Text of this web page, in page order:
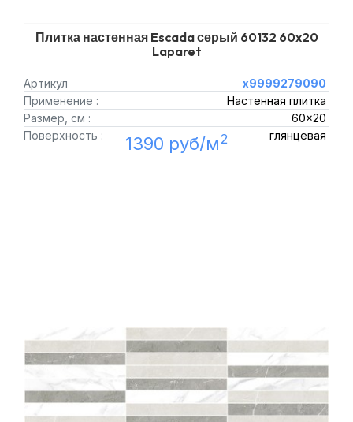
Плитка настенная Escada серый 60132 60x20
Laparet
Артикул
х9999279090
Применение :
Настенная плитка
Размер, см :
60x20
Поверхность :
глянцевая
1390 руб/м2